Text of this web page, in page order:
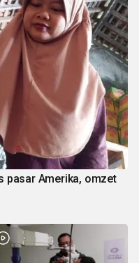
pasar Amerika, omzet